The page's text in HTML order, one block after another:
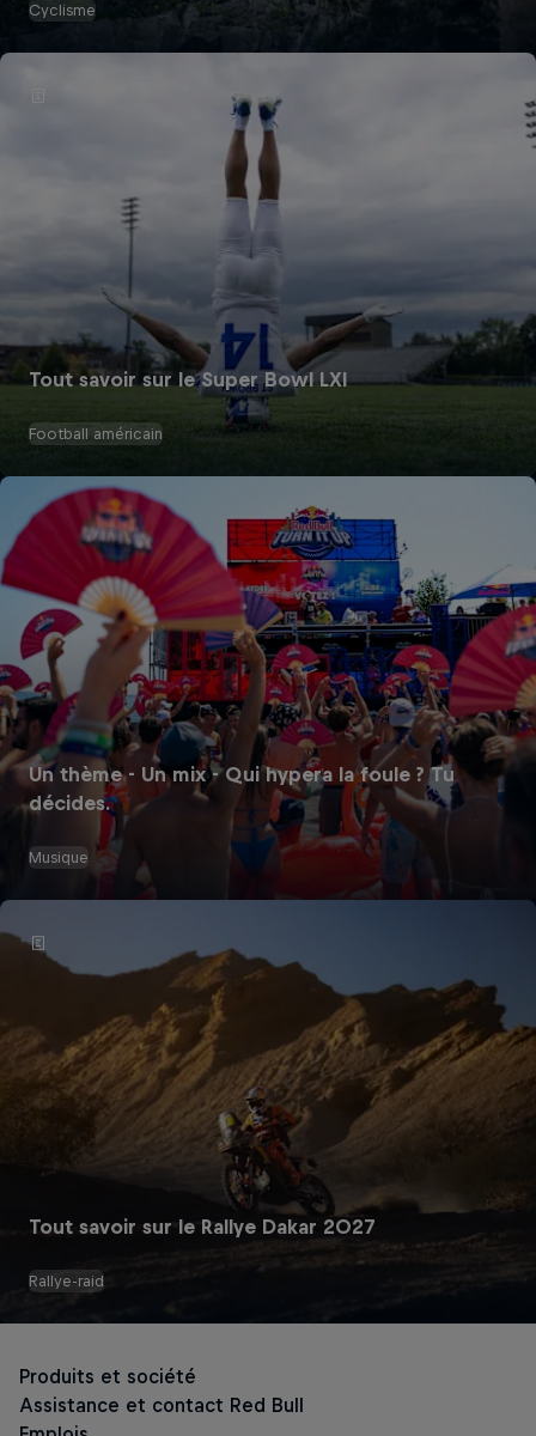
Cyclisme
Tout savoir sur le Super Bowl LXI
Football américain
Un thème - Un mix - Qui hypera la foule ? Tu
décides.
Musique
Tout savoir sur le Rallye Dakar 2027
Rallye-raid